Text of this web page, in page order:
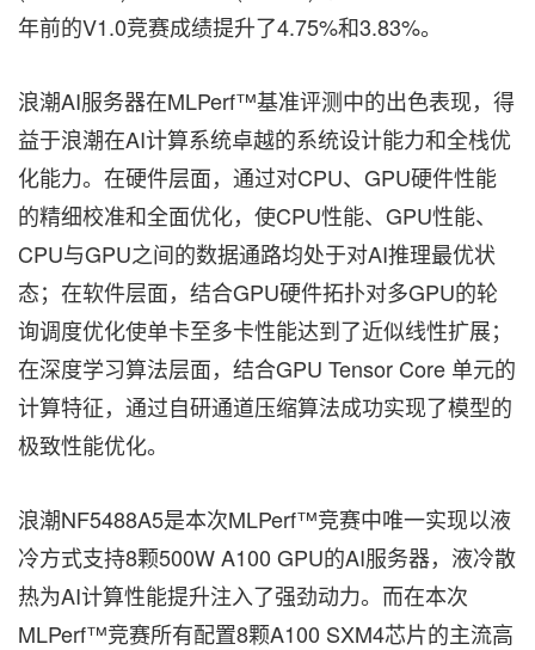
年前的V1.0竞赛成绩提升了4.75%和3.83%。
浪潮AI服务器在MLPerf™基准评测中的出色表现，得
益于浪潮在AI计算系统卓越的系统设计能力和全栈优
化能力。在硬件层面，通过对CPU、GPU硬件性能
的精细校准和全面优化，使CPU性能、GPU性能、
CPU与GPU之间的数据通路均处于对AI推理最优状
态；在软件层面，结合GPU硬件拓扑对多GPU的轮
询调度优化使单卡至多卡性能达到了近似线性扩展；
在深度学习算法层面，结合GPU Tensor Core 单元的
计算特征，通过自研通道压缩算法成功实现了模型的
极致性能优化。
浪潮NF5488A5是本次MLPerf™竞赛中唯一实现以液
冷方式支持8颗500W A100 GPU的AI服务器，液冷散
热为AI计算性能提升注入了强劲动力。而在本次
MLPerf™竞赛所有配置8颗A100 SXM4芯片的主流高